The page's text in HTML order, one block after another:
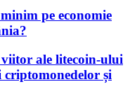
pe economie
viitor ale litecoin-ului
și